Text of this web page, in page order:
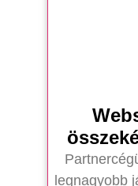
legnagyobb